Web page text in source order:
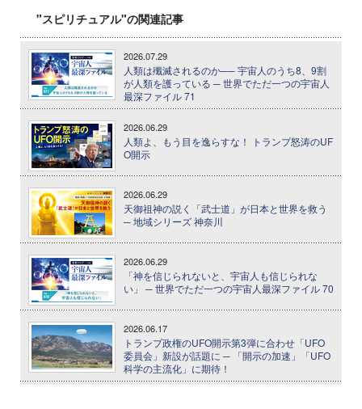
"スピリチュアル"の関連記事
2026.07.29
人類は殲滅されるのか── 宇宙人のうち8、9割
が人類を護っている ─ 世界でただ一つの宇宙人
最深ファイル 71
2026.06.29
人類よ、もう目を逸らすな！ トランプ怒涛のUF
O開示
2026.06.29
天御祖神の説く「武士道」が日本と世界を救う
─ 地域シリーズ 神奈川
2026.06.29
「神を信じられないと、宇宙人も信じられな
い」 ─ 世界でただ一つの宇宙人最深ファイル 70
2026.06.17
トランプ政権のUFO開示第3弾に合わせ「UFO
委員会」新設が話題に ─ 「開示の加速」「UFO
科学の主流化」に期待！